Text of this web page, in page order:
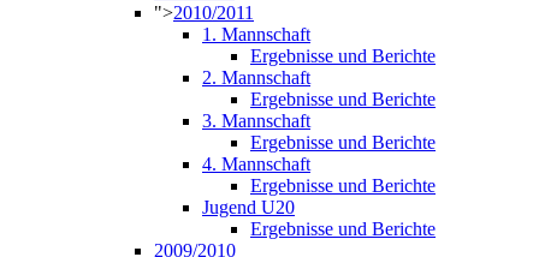
">2010/2011
1. Mannschaft
Ergebnisse und Berichte
2. Mannschaft
Ergebnisse und Berichte
3. Mannschaft
Ergebnisse und Berichte
4. Mannschaft
Ergebnisse und Berichte
Jugend U20
Ergebnisse und Berichte
2009/2010